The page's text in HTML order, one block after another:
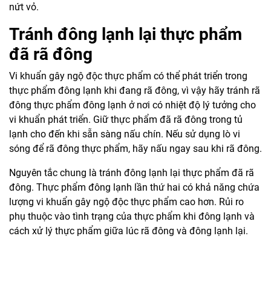
nứt vỏ.
Tránh đông lạnh lại thực phẩm
đã rã đông
Vi khuẩn gây ngộ độc thực phẩm có thể phát triển trong
thực phẩm đông lạnh khi đang rã đông, vì vậy hãy tránh rã
đông thực phẩm đông lạnh ở nơi có nhiệt độ lý tưởng cho
vi khuẩn phát triển. Giữ thực phẩm đã rã đông trong tủ
lạnh cho đến khi sẵn sàng nấu chín. Nếu sử dụng lò vi
sóng để rã đông thực phẩm, hãy nấu ngay sau khi rã đông.
Nguyên tắc chung là tránh đông lạnh lại thực phẩm đã rã
đông. Thực phẩm đông lạnh lần thứ hai có khả năng chứa
lượng vi khuẩn gây ngộ độc thực phẩm cao hơn. Rủi ro
phụ thuộc vào tình trạng của thực phẩm khi đông lạnh và
cách xử lý thực phẩm giữa lúc rã đông và đông lạnh lại.